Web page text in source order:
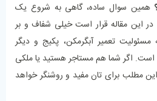
همین سوال ساده، گاهی به شروع یک
این مقاله قرار است خیلی شفاف و بر
تعمیر آبگرمکن، پکیج و دیگر
اگر شما هم مستاجر هستید یا ملکی
این مطلب برای ‌تان مفید و روشنگر خواهد